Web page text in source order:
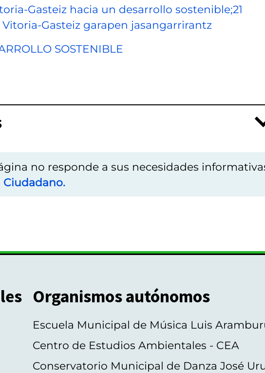
Gasteiz hacia un desarrollo sostenible;21
Gasteiz garapen jasangarrirantz
SOSTENIBLE
no responde a sus necesidades
Ciudadano.
Organismos autónomos
Escuela Municipal de Música Luis
Centro de Estudios Ambientales - CEA
Conservatorio Municipal de Danza José